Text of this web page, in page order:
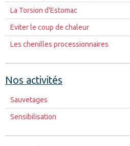
La Torsion d'Estomac
Eviter le coup de chaleur
Les chenilles processionnaires
Nos activités
Sauvetages
Sensibilisation